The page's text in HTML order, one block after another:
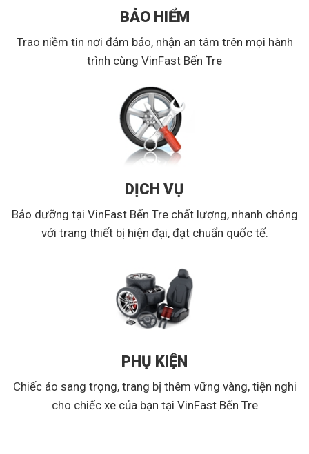
BẢO HIỂM
Trao niềm tin nơi đảm bảo, nhận an tâm trên mọi hành
trình cùng VinFast Bến Tre
DỊCH VỤ
Bảo dưỡng tại VinFast Bến Tre chất lượng, nhanh chóng
với trang thiết bị hiện đại, đạt chuẩn quốc tế.
PHỤ KIỆN
Chiếc áo sang trọng, trang bị thêm vững vàng, tiện nghi
cho chiếc xe của bạn tại VinFast Bến Tre